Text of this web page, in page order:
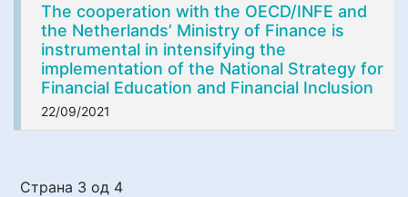
The cooperation with the OECD/INFE and
the Netherlands’ Ministry of Finance is
instrumental in intensifying the
implementation of the National Strategy for
Financial Education and Financial Inclusion
22/09/2021
Страна 3 од 4